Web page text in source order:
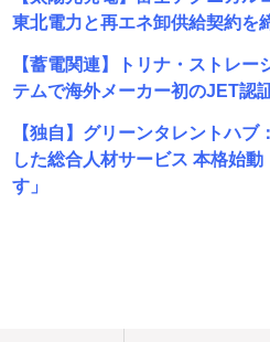
東北電力と再エネ卸供給契約を
【蓄電関連】トリナ・ストレー
テムで海外メーカー初のJET認
【独自】グリーンタレントハブ
した総合人材サービス 本格始
す」